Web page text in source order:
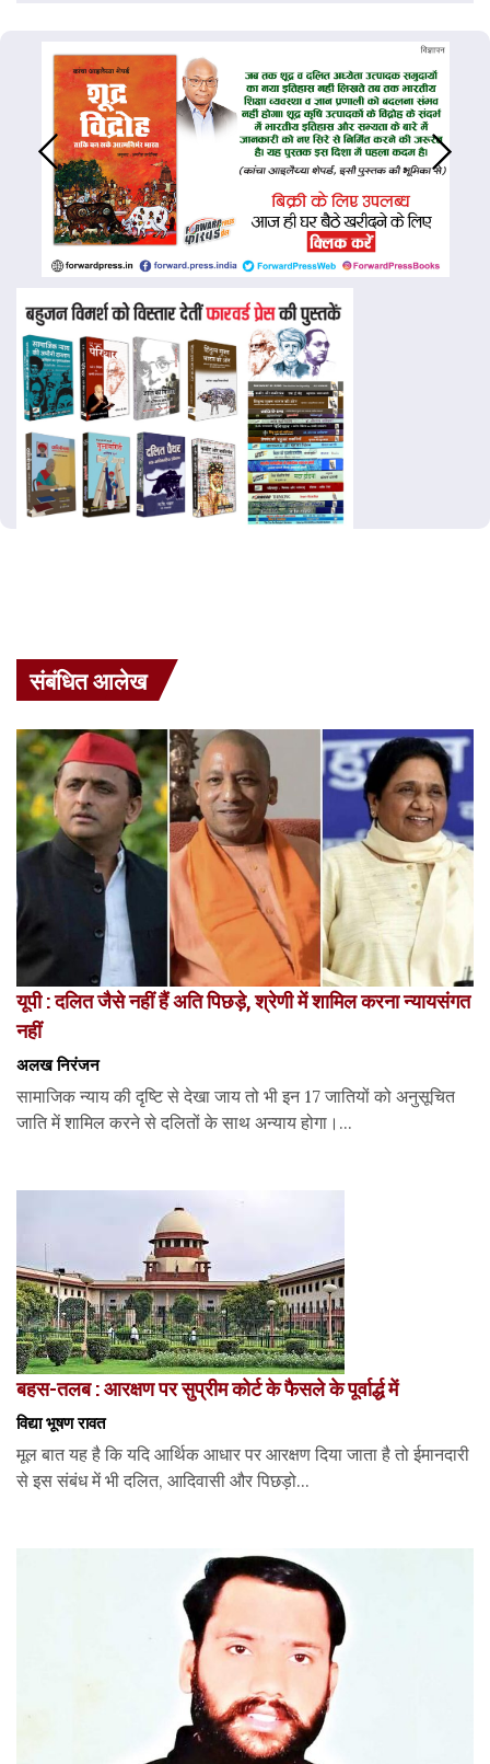
संबंधित आलेख
यूपी : दलित जैसे नहीं हैं अति पिछड़े, श्रेणी में शामिल करना न्यायसंगत
नहीं
अलख निरंजन
सामाजिक न्याय की दृष्टि से देखा जाय तो भी इन 17 जातियों को अनुसूचित
जाति में शामिल करने से दलितों के साथ अन्याय होगा।...
बहस-तलब : आरक्षण पर सुप्रीम कोर्ट के फैसले के पूर्वार्द्ध में
विद्या भूषण रावत
मूल बात यह है कि यदि आर्थिक आधार पर आरक्षण दिया जाता है तो ईमानदारी
से इस संबंध में भी दलित, आदिवासी और पिछड़ो...